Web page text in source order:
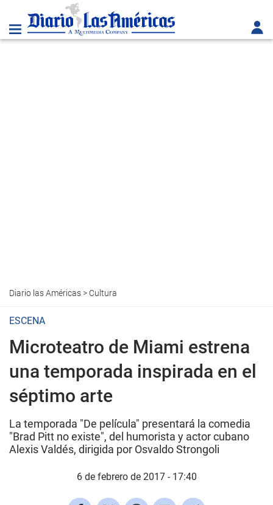
Diario las Américas> Cultura
ESCENA
Microteatro de Miami estrena
una temporada inspirada en el
séptimo arte
La temporada "De película" presentará la comedia
"Brad Pitt no existe", del humorista y actor cubano
Alexis Valdés, dirigida por Osvaldo Strongoli
6 de febrero de 2017 - 17:40